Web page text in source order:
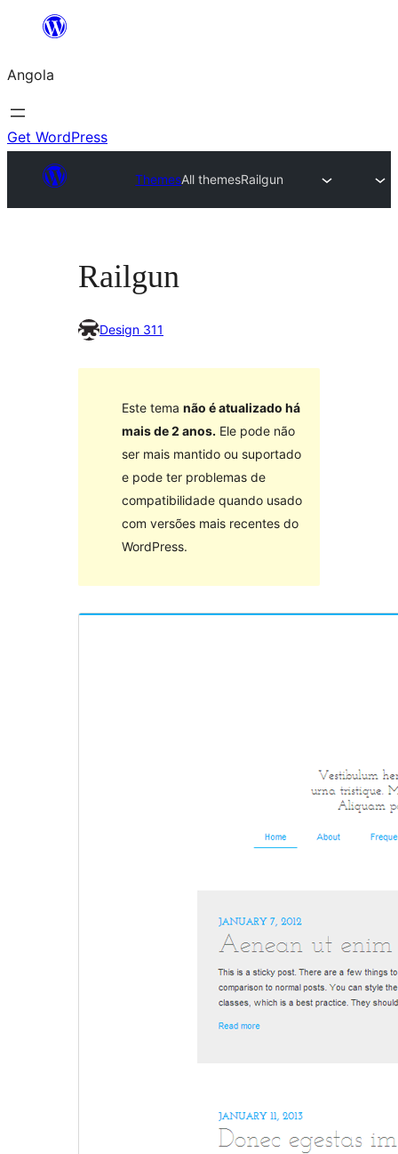
Saltar
o
conteúdo
Angola
Get WordPress
ThemesAll themesRailgun
Railgun
Design 311
Este tema não é atualizado há
mais de 2 anos. Ele pode não
ser mais mantido ou suportado
e pode ter problemas de
compatibilidade quando usado
com versões mais recentes do
WordPress.